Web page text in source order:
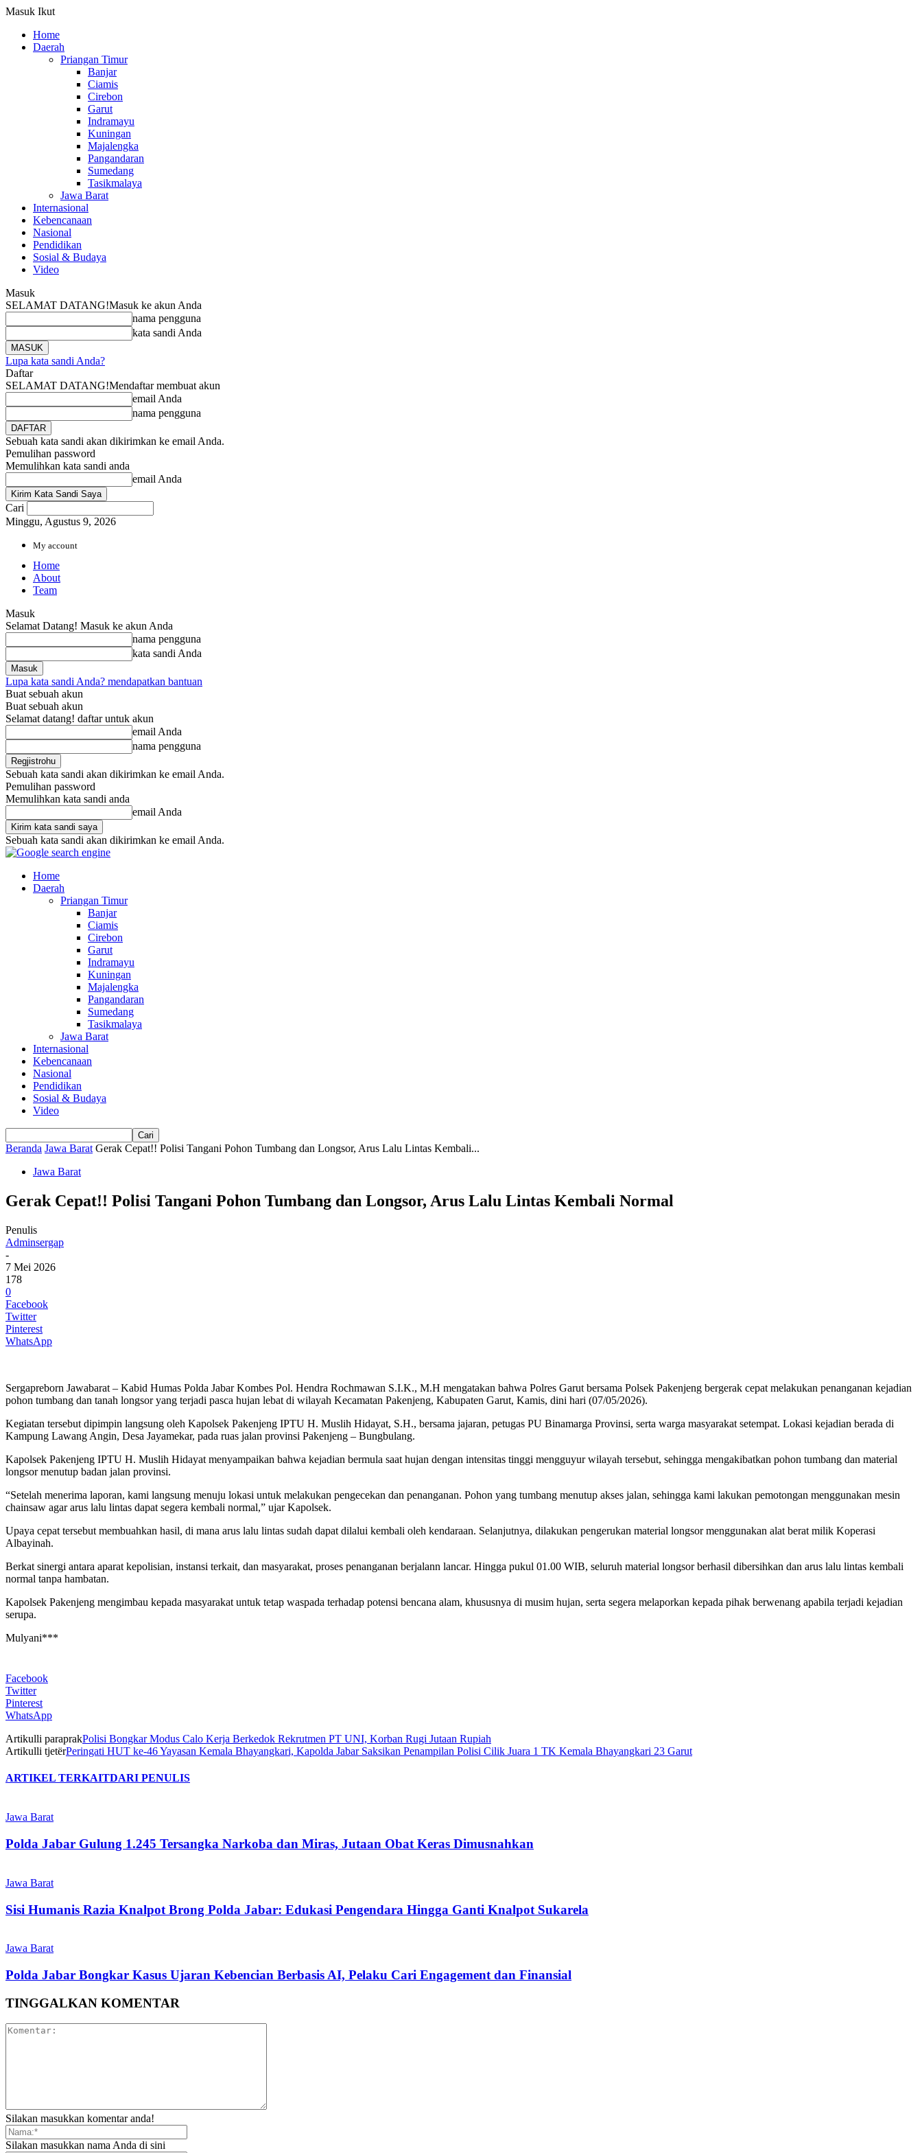
Masuk Ikut
Home
Daerah
Priangan Timur
Banjar
Ciamis
Cirebon
Garut
Indramayu
Kuningan
Majalengka
Pangandaran
Sumedang
Tasikmalaya
Jawa Barat
Internasional
Kebencanaan
Nasional
Pendidikan
Sosial & Budaya
Video
Masuk
SELAMAT DATANG!Masuk ke akun Anda
nama pengguna
kata sandi Anda
Lupa kata sandi Anda?
Daftar
SELAMAT DATANG!Mendaftar membuat akun
email Anda
nama pengguna
Sebuah kata sandi akan dikirimkan ke email Anda.
Pemulihan password
Memulihkan kata sandi anda
email Anda
Cari
Minggu, Agustus 9, 2026
My account
Home
About
Team
Masuk
Selamat Datang! Masuk ke akun Anda
nama pengguna
kata sandi Anda
Lupa kata sandi Anda? mendapatkan bantuan
Buat sebuah akun
Buat sebuah akun
Selamat datang! daftar untuk akun
email Anda
nama pengguna
Sebuah kata sandi akan dikirimkan ke email Anda.
Pemulihan password
Memulihkan kata sandi anda
email Anda
Sebuah kata sandi akan dikirimkan ke email Anda.
Home
Daerah
Priangan Timur
Banjar
Ciamis
Cirebon
Garut
Indramayu
Kuningan
Majalengka
Pangandaran
Sumedang
Tasikmalaya
Jawa Barat
Internasional
Kebencanaan
Nasional
Pendidikan
Sosial & Budaya
Video
Beranda Jawa Barat Gerak Cepat!! Polisi Tangani Pohon Tumbang dan Longsor, Arus Lalu Lintas Kembali...
Jawa Barat
Gerak Cepat!! Polisi Tangani Pohon Tumbang dan Longsor, Arus Lalu Lintas Kembali Normal
Penulis
Adminsergap
-
7 Mei 2026
178
0
Facebook
Twitter
Pinterest
WhatsApp
Sergapreborn Jawabarat – Kabid Humas Polda Jabar Kombes Pol. Hendra Rochmawan S.I.K., M.H mengatakan bahwa Polres Garut bersama Polsek Pakenjeng bergerak cepat melakukan penanganan kejadian
pohon tumbang dan tanah longsor yang terjadi pasca hujan lebat di wilayah Kecamatan Pakenjeng, Kabupaten Garut, Kamis, dini hari (07/05/2026).
Kegiatan tersebut dipimpin langsung oleh Kapolsek Pakenjeng IPTU H. Muslih Hidayat, S.H., bersama jajaran, petugas PU Binamarga Provinsi, serta warga masyarakat setempat. Lokasi kejadian berada di
Kampung Lawang Angin, Desa Jayamekar, pada ruas jalan provinsi Pakenjeng – Bungbulang.
Kapolsek Pakenjeng IPTU H. Muslih Hidayat menyampaikan bahwa kejadian bermula saat hujan dengan intensitas tinggi mengguyur wilayah tersebut, sehingga mengakibatkan pohon tumbang dan material
longsor menutup badan jalan provinsi.
“Setelah menerima laporan, kami langsung menuju lokasi untuk melakukan pengecekan dan penanganan. Pohon yang tumbang menutup akses jalan, sehingga kami lakukan pemotongan menggunakan mesin
chainsaw agar arus lalu lintas dapat segera kembali normal,” ujar Kapolsek.
Upaya cepat tersebut membuahkan hasil, di mana arus lalu lintas sudah dapat dilalui kembali oleh kendaraan. Selanjutnya, dilakukan pengerukan material longsor menggunakan alat berat milik Koperasi
Albayinah.
Berkat sinergi antara aparat kepolisian, instansi terkait, dan masyarakat, proses penanganan berjalann lancar. Hingga pukul 01.00 WIB, seluruh material longsor berhasil dibersihkan dan arus lalu lintas kembali
normal tanpa hambatan.
Kapolsek Pakenjeng mengimbau kepada masyarakat untuk tetap waspada terhadap potensi bencana alam, khususnya di musim hujan, serta segera melaporkan kepada pihak berwenang apabila terjadi kejadian
serupa.
Mulyani***
Facebook
Twitter
Pinterest
WhatsApp
Artikulli paraprakPolisi Bongkar Modus Calo Kerja Berkedok Rekrutmen PT UNI, Korban Rugi Jutaan Rupiah
Artikulli tjetërPeringati HUT ke-46 Yayasan Kemala Bhayangkari, Kapolda Jabar Saksikan Penampilan Polisi Cilik Juara 1 TK Kemala Bhayangkari 23 Garut
ARTIKEL TERKAITDARI PENULIS
Jawa Barat
Polda Jabar Gulung 1.245 Tersangka Narkoba dan Miras, Jutaan Obat Keras Dimusnahkan
Jawa Barat
Sisi Humanis Razia Knalpot Brong Polda Jabar: Edukasi Pengendara Hingga Ganti Knalpot Sukarela
Jawa Barat
Polda Jabar Bongkar Kasus Ujaran Kebencian Berbasis AI, Pelaku Cari Engagement dan Finansial
TINGGALKAN KOMENTAR
Silakan masukkan komentar anda!
Silakan masukkan nama Anda di sini